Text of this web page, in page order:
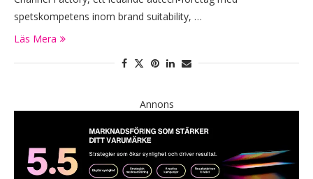
spetskompetens inom brand suitability, …
Läs Mera
Annons